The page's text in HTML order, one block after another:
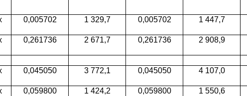
0,005702 1 329,7 0,005702 1 447,7
0,261736 2 671,7 0,261736 2 908,9
0,045050 3 772,1 0,045050 4 107,0
0,059800 1 424,2 0,059800 1 550,6